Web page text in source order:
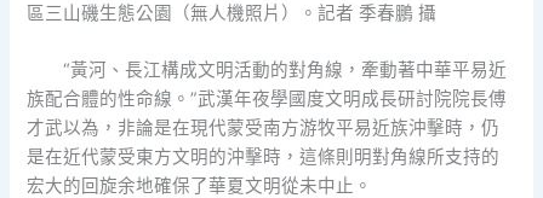
區三山磯生態公園（無人機照片）。記者 季春鵬 攝
“黃河、長江構成文明活動的對角線，牽動著中華平易近
族配合體的性命線。”武漢年夜學國度文明成長研討院院長傅
才武以為，非論是在現代蒙受南方游牧平易近族沖擊時，仍
是在近代蒙受東方文明的沖擊時，這條則明對角線所支持的
宏大的回旋余地確保了華夏文明從未中止。